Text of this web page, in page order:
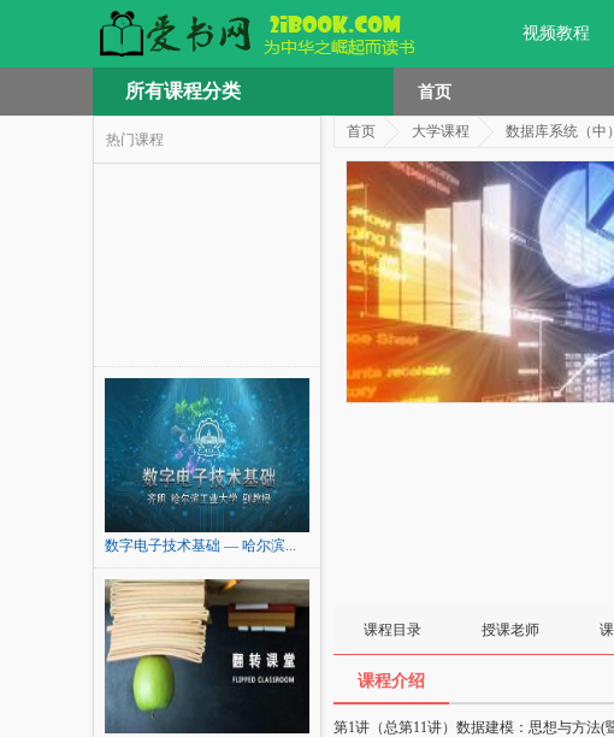
视频教程
所有课程分类 首页
热门课程
数字电子技术基础 — 哈尔滨...
首页 大学课程 数据库系统（中
课程目录 授课老师
课程介绍
第1讲（总第11讲）数据建模：思想与方法 (